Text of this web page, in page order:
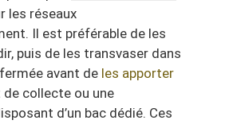
les réseaux
Il est préférable de les
puis de les transvaser dans
avant de les apporter
de collecte ou une
d’un bac dédié. Ces